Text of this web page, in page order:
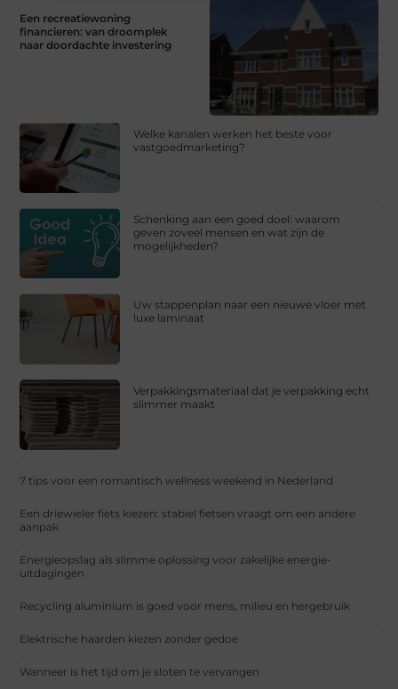
Een recreatiewoning
financieren: van droomplek
naar doordachte investering
Welke kanalen werken het beste voor
vastgoedmarketing?
Schenking aan een goed doel: waarom
geven zoveel mensen en wat zijn de
mogelijkheden?
Uw stappenplan naar een nieuwe vloer met
luxe laminaat
Verpakkingsmateriaal dat je verpakking echt
slimmer maakt
7 tips voor een romantisch wellness weekend in Nederland
Een driewieler fiets kiezen: stabiel fietsen vraagt om een andere
aanpak
Energieopslag als slimme oplossing voor zakelijke energie-
uitdagingen
Recycling aluminium is goed voor mens, milieu en hergebruik
Elektrische haarden kiezen zonder gedoe
Wanneer is het tijd om je sloten te vervangen